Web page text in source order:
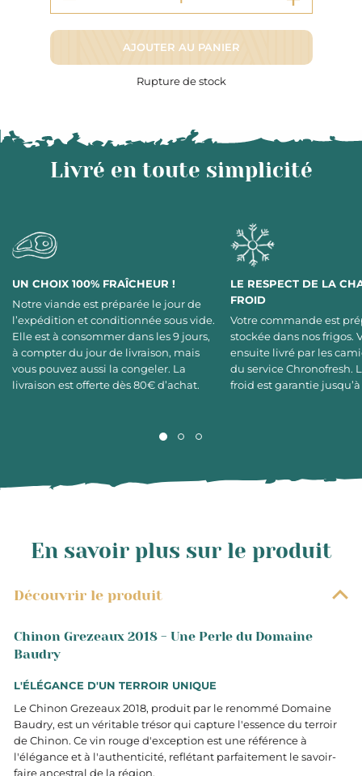
AJOUTER AU PANIER
Rupture de stock
Livré en toute simplicité
UN CHOIX 100% FRAÎCHEUR !
Notre viande est préparée le jour de
l’expédition et conditionnée sous vide.
Elle est à consommer dans les 9 jours,
à compter du jour de livraison, mais
vous pouvez aussi la congeler. La
livraison est offerte dès 80€ d’achat.
LE RESPECT DE LA
FROID
Votre commande est
stockée dans nos frigos.
ensuite livré par les
du service Chronofresh.
froid est garantie
En savoir plus sur le produit
Découvrir le produit
Chinon Grezeaux 2018 - Une Perle du Domaine
Baudry
L'ÉLÉGANCE D'UN TERROIR UNIQUE
Le Chinon Grezeaux 2018, produit par le renommé Domaine
Baudry, est un véritable trésor qui capture l'essence du terroir
de Chinon. Ce vin rouge d'exception est une référence à
l'élégance et à l'authenticité, reflétant parfaitement le savoir-
faire ancestral de la région.